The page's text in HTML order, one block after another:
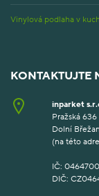
Vinylová podlaha v
KONTAKTUJTE
inparket
Pražská 636
Dolní
(na této
IČ:
DIČ: